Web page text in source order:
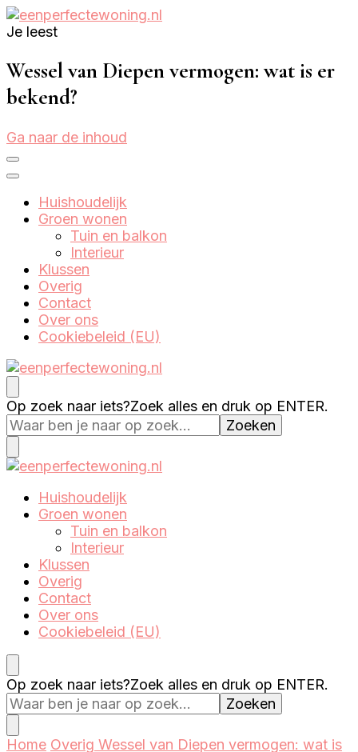
Je leest
Wessel van Diepen vermogen: wat is er
bekend?
Ga naar de inhoud
Huishoudelijk
Groen wonen
Tuin en balkon
Interieur
Klussen
Overig
Contact
Over ons
Cookiebeleid (EU)
Eenperfectewoning.nl
We brengen jouw droomhuis tot leven
Op zoek naar iets?Zoek alles en druk op ENTER.
Eenperfectewoning.nl
We brengen jouw droomhuis tot leven
Huishoudelijk
Groen wonen
Tuin en balkon
Interieur
Klussen
Overig
Contact
Over ons
Cookiebeleid (EU)
Op zoek naar iets?Zoek alles en druk op ENTER.
Home Overig Wessel van Diepen vermogen: wat is